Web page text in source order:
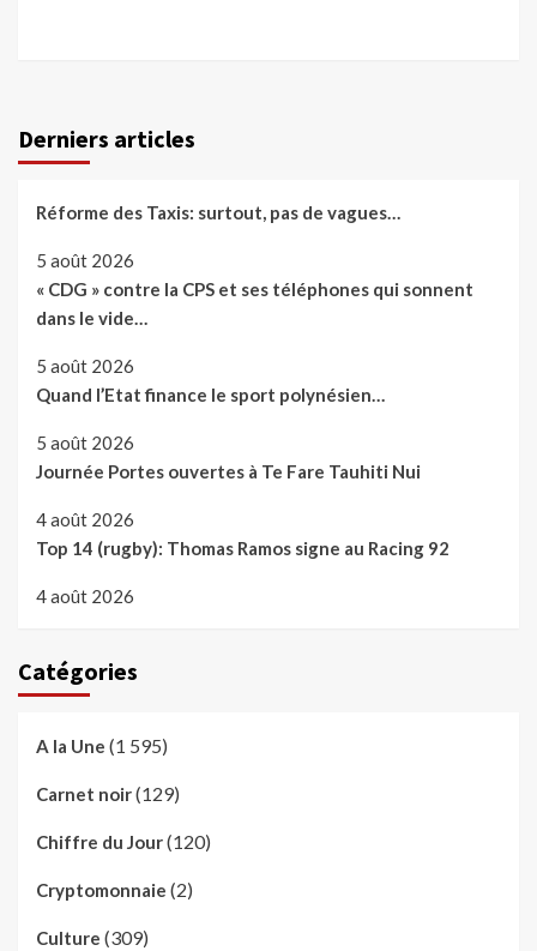
Derniers articles
Réforme des Taxis: surtout, pas de vagues…
5 août 2026
« CDG » contre la CPS et ses téléphones qui sonnent
dans le vide…
5 août 2026
Quand l’Etat finance le sport polynésien…
5 août 2026
Journée Portes ouvertes à Te Fare Tauhiti Nui
4 août 2026
Top 14 (rugby): Thomas Ramos signe au Racing 92
4 août 2026
Catégories
A la Une (1 595)
Carnet noir(129)
Chiffre du Jour(120)
Cryptomonnaie (2)
Culture (309)